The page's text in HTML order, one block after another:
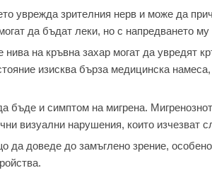
уврежда зрителния нерв и може да
да бъдат леки, но с напредването
нива на кръвна захар могат да увредят
изисква бърза медицинска
бъде и симптом на мигрена.
визуални нарушения, които изчезват
да доведе до замъглено зрение,